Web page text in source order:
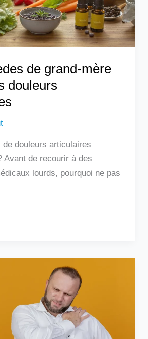
de grand-mère
douleurs
de douleurs articulaires
Avant de recourir à des
lourds, pourquoi ne pas